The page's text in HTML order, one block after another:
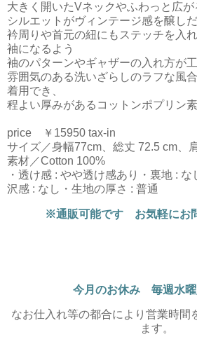
大きく開いたVネックやふわっと広が
シルエットがヴィンテージ感を醸しだ
衿周りや首元の紐にもステッチを入
袖になるよう
袖のパターンやギャザーの入れ方が
雰囲気のある洗いざらしのラフな風
着用でき、
程よい厚みがあるコットンポプリン素
price ￥15950 tax-in
サイズ／身幅77cm、総丈 72.5 cm、
素材／Cotton 100%
・透け感 : やや透け感あり・裏地 :
沢感 : なし・生地の厚さ : 普通
※通販可能です お気軽にお
今月のお休み 毎週水
なお仕入れ等の都合により営業時間
ます。